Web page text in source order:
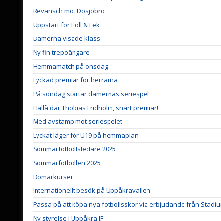
Revansch mot Dösjöbro
Uppstart för Boll & Lek
Damerna visade klass
Ny fin trepoängare
Hemmamatch på onsdag
Lyckad premiär för herrarna
På söndag startar damernas seriespel
Hallå där Thobias Fridholm, snart premiär!
Med avstamp mot seriespelet
Lyckat läger för U19 på hemmaplan
Sommarfotbollsledare 2025
Sommarfotbollen 2025
Domarkurser
Internationellt besök på Uppåkravallen
Passa på att köpa nya fotbollsskor via erbjudande från
Ny styrelse i Uppåkra IF